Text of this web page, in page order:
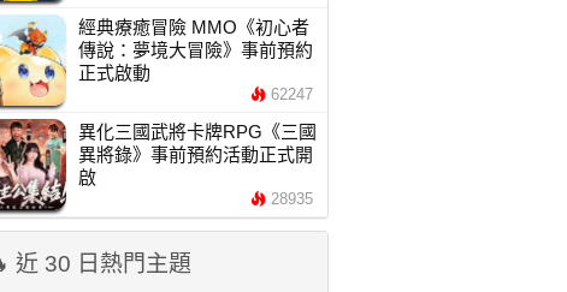
經典療癒冒險 MMO《初心者
傳說：夢境大冒險》事前預約
正式啟動
62247
異化三國武將卡牌RPG《三國
異將錄》事前預約活動正式開
啟
28935
近 30 日熱門主題